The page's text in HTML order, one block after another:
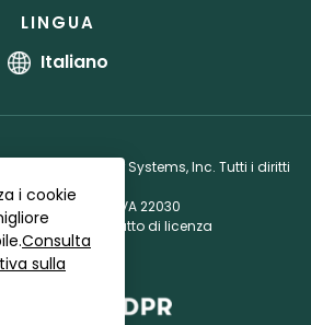
LINGUA
Italiano
© 1999 - 2026 Siber Systems, Inc. Tutti i diritti
Suite 400, Fairfax, VA 22030
privacy
Contratto di licenza
i cookie
Consulta
sulla